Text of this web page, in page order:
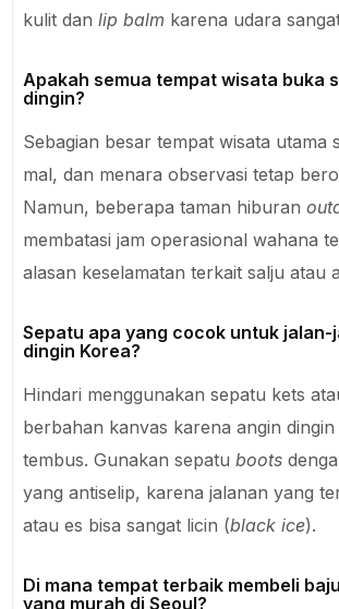
kulit danlip balm karena udara
Apakah semua tempat wisata buka
dingin?
Sebagian besar tempat wisata utama
mal, dan menara observasi tetap
Namun, beberapa taman hiburan
membatasi jam operasional wahana
alasan keselamatan terkait salju atau
Sepatu apa yang cocok untuk jalan-
dingin Korea?
Hindari menggunakan sepatu kets
berbahan kanvas karena angin
tembus. Gunakan sepatuboots
yang antiselip, karena jalanan yang
atau es bisa sangat licin (black ice).
Di mana tempat terbaik membeli
yang murah di Seoul?